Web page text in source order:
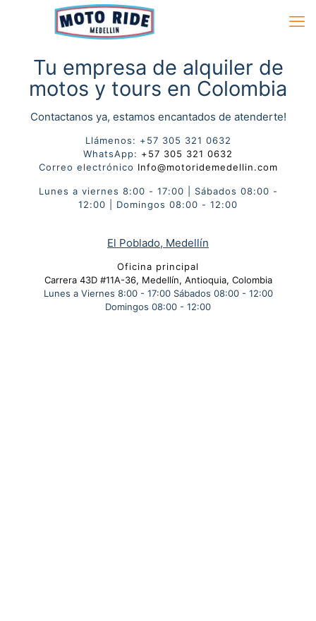
Tu empresa de alquiler de
motos y tours en Colombia
Contactanos ya, estamos encantados de atenderte!
Llámenos: +57 305 321 0632
WhatsApp: +57 305 321 0632
Correo electrónico Info@motoridemedellin.com
Lunes a viernes 8:00 - 17:00 | Sábados 08:00 -
12:00 | Domingos 08:00 - 12:00
El Poblado, Medellín
Oficina principal
Carrera 43D #11A-36, Medellín, Antioquia, Colombia
Lunes a Viernes 8:00 - 17:00 Sábados 08:00 - 12:00
Domingos 08:00 - 12:00